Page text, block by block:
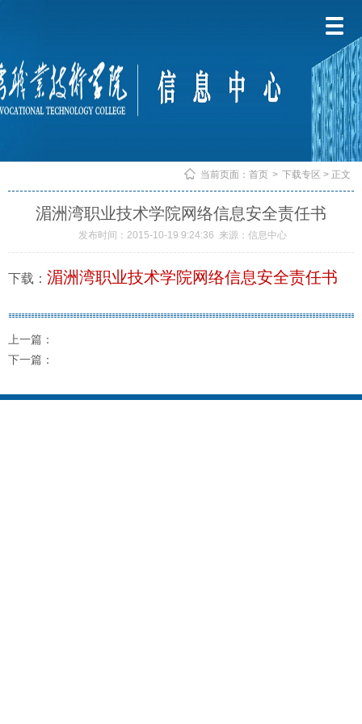
当前页面： 首页 > 下载专区 > 正文
湄洲湾职业技术学院网络信息安全责任书
发布时间：2015-10-19 9:24:36 来源：信息中心
下载： 湄洲湾职业技术学院网络信息安全责任书
上一篇：
下一篇：